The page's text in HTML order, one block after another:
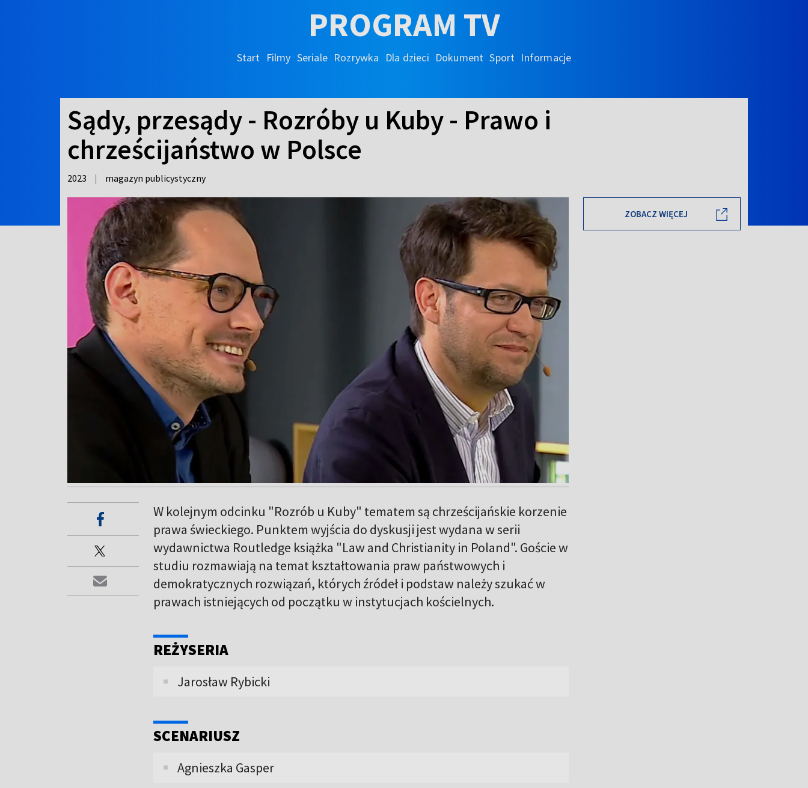
PROGRAM TV
Start Filmy Seriale Rozrywka Dla dzieci Dokument Sport Informacje
Sądy, przesądy - Rozróby u Kuby - Prawo i
chrześcijaństwo w Polsce
2023 | magazyn publicystyczny
W kolejnym odcinku "Rozrób u Kuby" tematem są chrześcijańskie korzenie
prawa świeckiego. Punktem wyjścia do dyskusji jest wydana w serii
wydawnictwa Routledge książka "Law and Christianity in Poland". Goście w
studiu rozmawiają na temat kształtowania praw państwowych i
demokratycznych rozwiązań, których źródeł i podstaw należy szukać w
prawach istniejących od początku w instytucjach kościelnych.
REŻYSERIA
Jarosław Rybicki
SCENARIUSZ
Agnieszka Gasper
ZOBACZ WIĘCEJ